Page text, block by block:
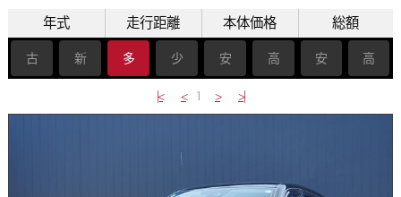
年式 走行距離 本体価格 総額
古 新 多 少 安 高 安 高
|< < 1 > >|